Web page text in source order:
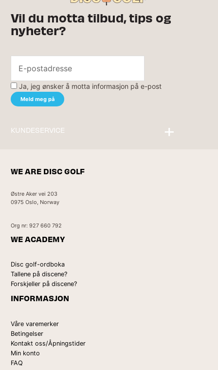
Vil du motta tilbud, tips og
nyheter?
Ja, jeg ønsker å motta informasjon på e-post
KUNDESERVICE
WE ARE DISC GOLF
Østre Aker vei 203
0975 Oslo, Norway
Org nr: 927 660 792
WE ACADEMY
Disc golf-ordboka
Tallene på discene?
Forskjeller på discene?
INFORMASJON
Våre varemerker
Betingelser
Kontakt oss/Åpningstider
Min konto
FAQ